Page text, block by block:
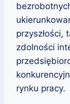
przyszłości,
zdolności
rynku pracy.